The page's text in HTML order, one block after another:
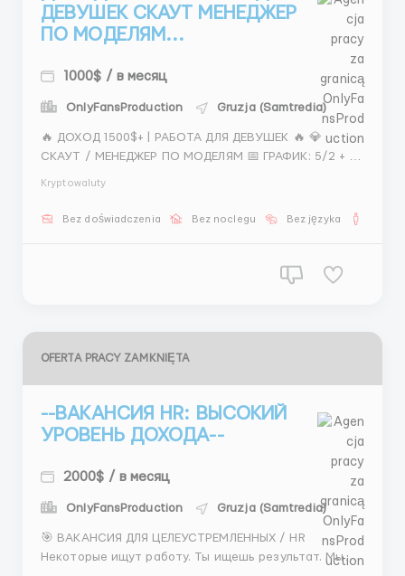
ДЕВУШЕК СКАУТ МЕНЕДЖЕР
ПО МОДЕЛЯМ...
1000$ / в месяц
OnlyFansProduction Gruzja (Samtredia)
🔥 ДОХОД 1500$+ | РАБОТА ДЛЯ ДЕВУШЕК 🔥 💎
СКАУТ / МЕНЕДЖЕР ПО МОДЕЛЯМ 📅 ГРАФИК: 5/2 + 2
Поиск девушек под стандарты — Сбор информации
Kryptowaluty
Bez doświadczenia Bez noclegu Bez języka
OFERTA PRACY ZAMKNIĘTA
--ВАКАНСИЯ HR: ВЫСОКИЙ
УРОВЕНЬ ДОХОДА--
2000$ / в месяц
OnlyFansProduction Gruzja (Samtredia)
🎯 ВАКАНСИЯ ДЛЯ ЦЕЛЕУСТРЕМЛЕННЫХ / HR
Некоторые ищут работу. Ты ищешь результат. Мы